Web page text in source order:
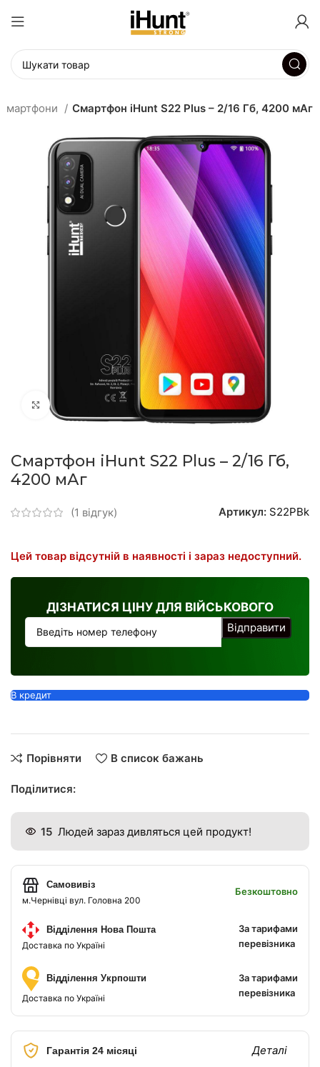
Смартфон iHunt S22 Plus – 2/16 Гб, 4200 мАг
натисніть, щоб збільшити
Смартфон iHunt S22 Plus – 2/16 Гб,
4200 мАг
(1 відгук) Артикул: S22PBk
Цей товар відсутній в наявності і зараз недоступний.
ДІЗНАТИСЯ ЦІНУ ДЛЯ ВІЙСЬКОВОГО
В кредит
Порівняти В список бажань
Поділитися:
15 Людей зараз дивляться цей продукт!
Самовивіз
м.Чернівці вул. Головна 200
Безкоштовно
Відділення Нова Пошта
Доставка по Україні
За тарифами
перевізника
Відділення Укрпошти
Доставка по Україні
За тарифами
перевізника
Гарантія 24 місяці Деталі